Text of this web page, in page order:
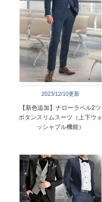
2023/12/10更新
【新色追加】ナローラペル2ツ
ボタンスリムスーツ（上下ウォ
ッシャブル機能）